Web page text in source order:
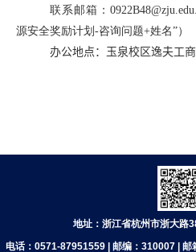
联系邮箱：
源安全奖励计划 -咨询问题+姓名”）
办公地点：
玉泉校区逸夫工
地址：浙江省杭州市浙大路
电话：0571-87951559 | 邮编：310007 | 邮